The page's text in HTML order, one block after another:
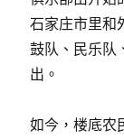
石家庄市里和
鼓队、民乐队
出。
如今，楼底农